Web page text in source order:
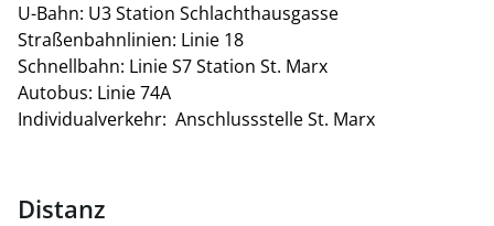
U-Bahn: U3 Station Schlachthausgasse
Straßenbahnlinien: Linie 18
Schnellbahn: Linie S7 Station St. Marx
Autobus: Linie 74A
Individualverkehr: Anschlussstelle St. Marx
Distanz